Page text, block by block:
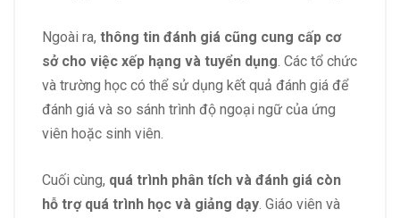
Ngoài ra, thông tin đánh giá cũng cung cấp cơ
sở cho việc xếp hạng và tuyển dụng . Các tổ chức
và trường học có thể sử dụng kết quả đánh giá để
đánh giá và so sánh trình độ ngoại ngữ của ứng
viên hoặc sinh viên.
Cuối cùng, quá trình phân tích và đánh giá còn
hỗ trợ quá trình học và giảng dạy . Giáo viên và